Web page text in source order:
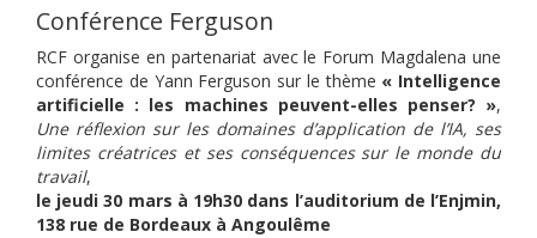
Conférence Ferguson
RCF organise en partenariat avec le Forum Magdalena une
conférence de Yann Ferguson sur le thème « Intelligence
artificielle : les machines peuvent-elles penser? »,
Une réflexion sur les domaines d’application de l’IA, ses
limites créatrices et ses conséquences sur le monde du
travail,
le jeudi 30 mars à 19h30 dans l’auditorium de l’Enjmin,
138 rue de Bordeaux à Angoulême